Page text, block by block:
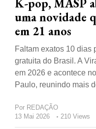
K-pop, MASP
uma novidade
em 21 anos
Faltam exatos 10 dias
gratuita do Brasil. A
em 2026 e acontece
Paulo, reunindo mais
Por REDAÇÃO
13 Mai 2026
210 Views